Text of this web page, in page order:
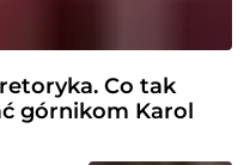
Co tak
górnikom Karol